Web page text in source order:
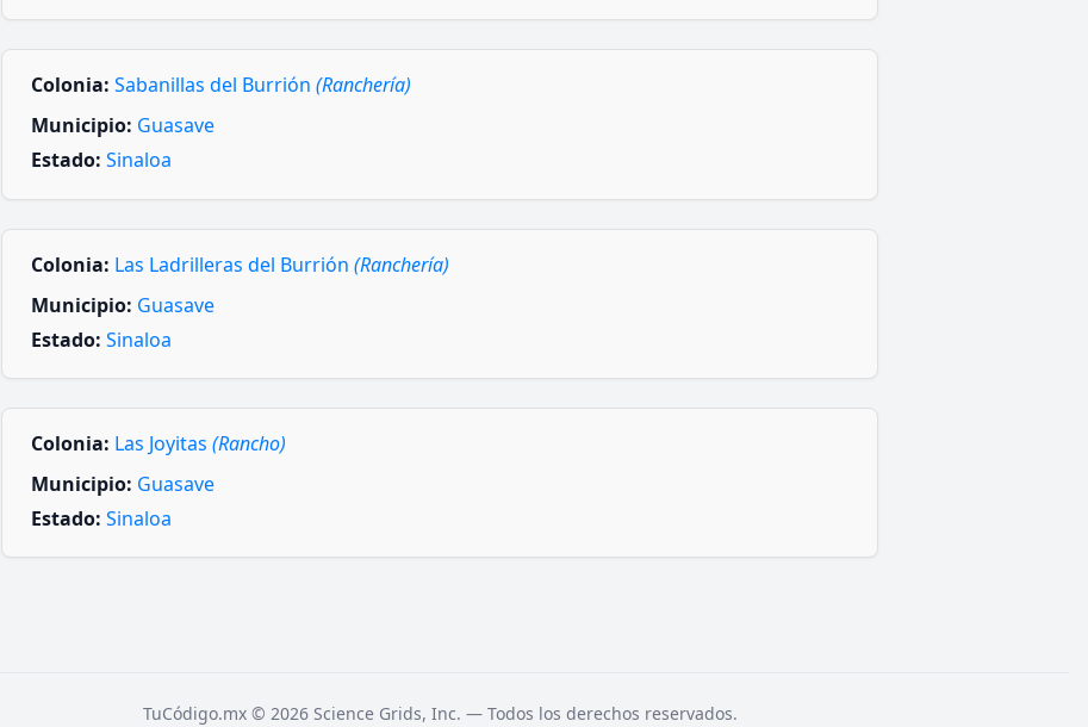
Colonia: Sabanillas del Burrión (Ranchería)
Municipio: Guasave
Estado: Sinaloa
Colonia: Las Ladrilleras del Burrión (Ranchería)
Municipio: Guasave
Estado: Sinaloa
Colonia: Las Joyitas (Rancho)
Municipio: Guasave
Estado: Sinaloa
TuCódigo.mx © 2026 Science Grids, Inc. — Todos los derechos reservados.